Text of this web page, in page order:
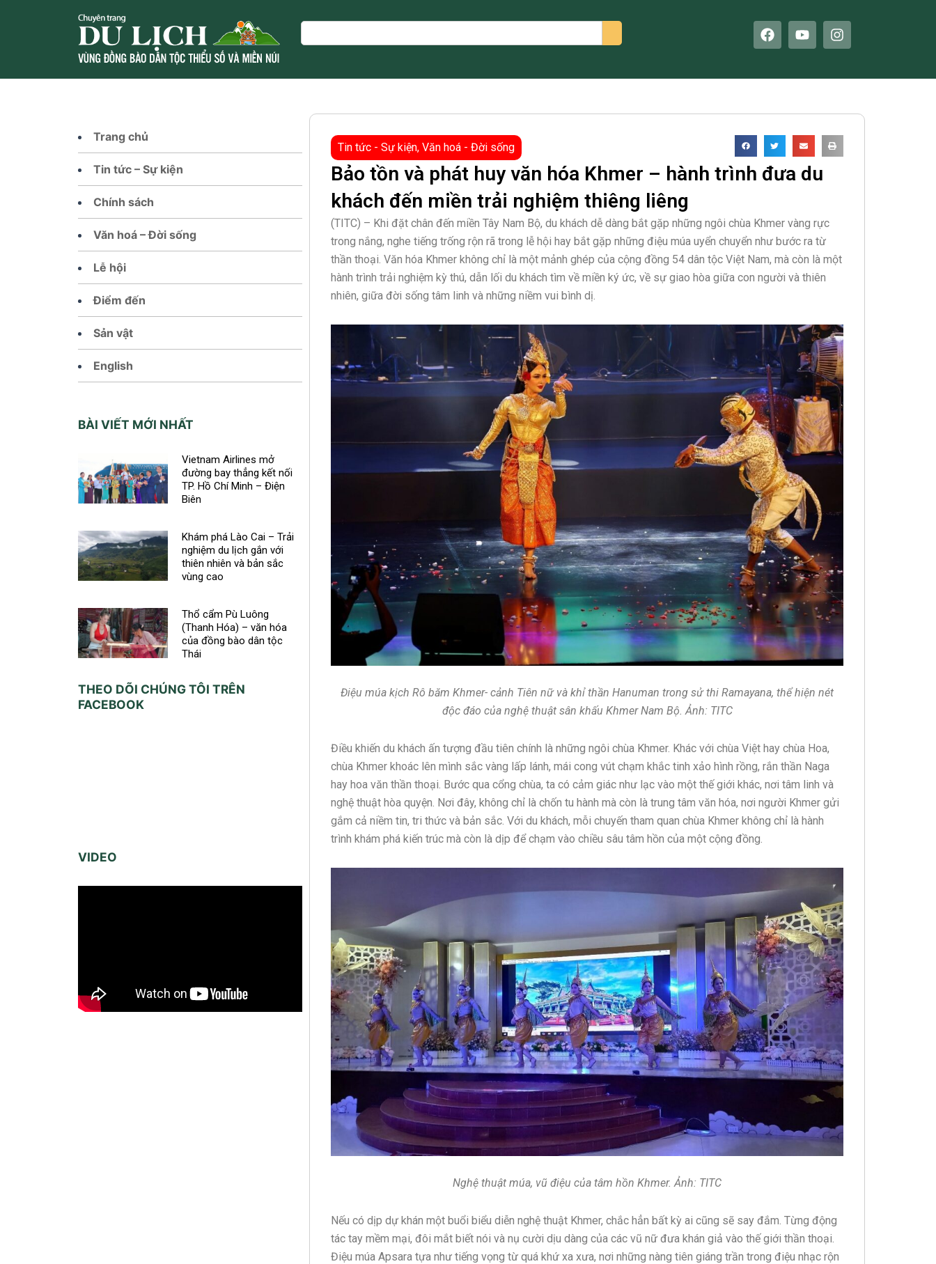
Search
F
a
b
o
Y
o
u
e
I
n
a
r
m
Trang chủ
Tin tức – Sự kiện
Chính sách
Văn hoá – Đời sống
Lễ hội
Điểm đến
Sản vật
English
BÀI VIẾT MỚI NHẤT
Vietnam Airlines mở
đường bay thẳng kết nối
TP. Hồ Chí Minh – Điện
Biên
Khám phá Lào Cai – Trải
nghiệm du lịch gắn với
thiên nhiên và bản sắc
vùng cao
Thổ cẩm Pù Luông
(Thanh Hóa) – văn hóa
của đồng bào dân tộc
Thái
THEO DÕI CHÚNG TÔI TRÊN
FACEBOOK
VIDEO
Tin tức - Sự kiện, Văn hoá - Đời sống
Bảo tồn và phát huy văn hóa Khmer – hành trình đưa du
khách đến miền trải nghiệm thiêng liêng
(TITC) – Khi đặt chân đến miền Tây Nam Bộ, du khách dễ dàng bắt gặp những ngôi chùa Khmer vàng rực
trong nắng, nghe tiếng trống rộn rã trong lễ hội hay bắt gặp những điệu múa uyển chuyển như bước ra từ
thần thoại. Văn hóa Khmer không chỉ là một mảnh ghép của cộng đồng 54 dân tộc Việt Nam, mà còn là một
hành trình trải nghiệm kỳ thú, dẫn lối du khách tìm về miền ký ức, về sự giao hòa giữa con người và thiên
nhiên, giữa đời sống tâm linh và những niềm vui bình dị.
Điệu múa kịch Rô băm Khmer- cảnh Tiên nữ và khỉ thần Hanuman trong sử thi Ramayana, thể hiện nét
độc đáo của nghệ thuật sân khấu Khmer Nam Bộ. Ảnh: TITC
Điều khiến du khách ấn tượng đầu tiên chính là những ngôi chùa Khmer. Khác với chùa Việt hay chùa Hoa,
chùa Khmer khoác lên mình sắc vàng lấp lánh, mái cong vút chạm khắc tinh xảo hình rồng, rắn thần Naga
hay hoa văn thần thoại. Bước qua cổng chùa, ta có cảm giác như lạc vào một thế giới khác, nơi tâm linh và
nghệ thuật hòa quyện. Nơi đây, không chỉ là chốn tu hành mà còn là trung tâm văn hóa, nơi người Khmer gửi
gắm cả niềm tin, tri thức và bản sắc. Với du khách, mỗi chuyến tham quan chùa Khmer không chỉ là hành
trình khám phá kiến trúc mà còn là dịp để chạm vào chiều sâu tâm hồn của một cộng đồng.
Nghệ thuật múa, vũ điệu của tâm hồn Khmer. Ảnh: TITC
Nếu có dịp dự khán một buổi biểu diễn nghệ thuật Khmer, chắc hẳn bất kỳ ai cũng sẽ say đắm. Từng động
tác tay mềm mại, đôi mắt biết nói và nụ cười dịu dàng của các vũ nữ đưa khán giả vào thế giới thần thoại.
Điệu múa Apsara tựa như tiếng vọng từ quá khứ xa xưa, nơi những nàng tiên giáng trần trong điệu nhạc rộn